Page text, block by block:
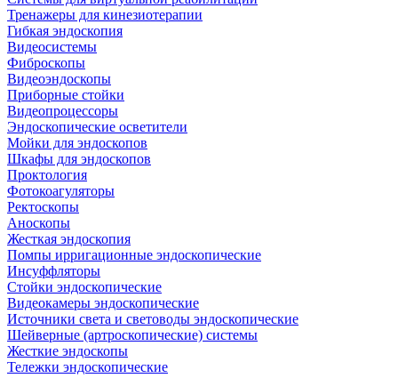
Тренажеры для кинезиотерапии
Гибкая эндоскопия
Видеосистемы
Фиброскопы
Видеоэндоскопы
Приборные стойки
Видеопроцессоры
Эндоскопические осветители
Мойки для эндоскопов
Шкафы для эндоскопов
Проктология
Фотокоагуляторы
Ректоскопы
Аноскопы
Жесткая эндоскопия
Помпы ирригационные эндоскопические
Инсуффляторы
Стойки эндоскопические
Видеокамеры эндоскопические
Источники света и световоды эндоскопические
Шейверные (артроскопические) системы
Жесткие эндоскопы
Тележки эндоскопические